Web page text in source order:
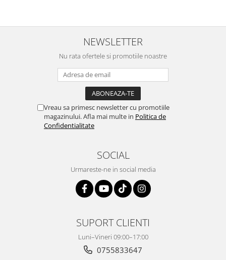
NEWSLETTER
Nu rata ofertele si promotiile noastre
Vreau sa primesc newsletter cu promotiile
magazinului. Afla mai multe in Politica de
Confidentialitate
SOCIAL
Urmareste-ne in social media
SUPORT CLIENTI
Luni–Vineri 09:00–17:00
0755833647